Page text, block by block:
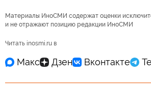
Материалы ИноСМИ содержат оценки
и не отражают позицию редакции ИноСМИ
Читать inosmi.ru в